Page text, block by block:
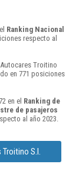
Ranking Nacional
respecto al
Troitino
en 771 posiciones
en el Ranking de
de pasajeros
al año 2023.
S.l.